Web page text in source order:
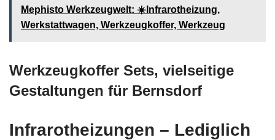
Mephisto Werkzeugwelt: ☀️Infrarotheizung,
Werkstattwagen, Werkzeugkoffer, Werkzeug
Werkzeugkoffer Sets, vielseitige
Gestaltungen für Bernsdorf
Infrarotheizungen – Lediglich